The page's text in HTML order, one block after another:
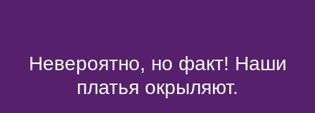
Невероятно, но факт! Наши
платья окрыляют.